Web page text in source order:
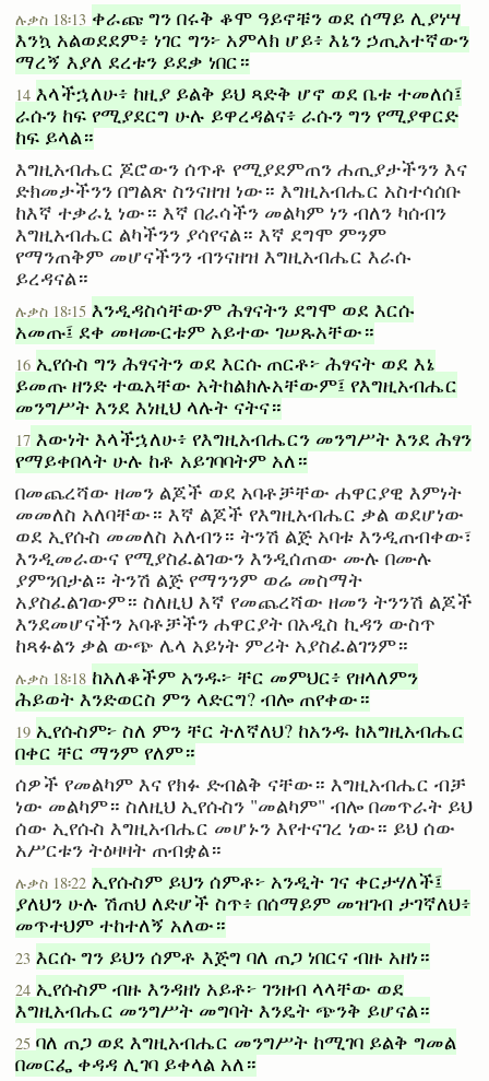
ሉቃስ 18፡13 ቀራጩ ግን በሩቅ ቆሞ ዓይኖቹን ወደ ሰማይ ሊያነሣ
እንኳ አልወደደም፥ ነገር ግን፦ አምላክ ሆይ፥ እኔን ኃጢአተኛውን
ማረኝ እያለ ደረቱን ይደቃ ነበር።
14 እላችኋለሁ፥ ከዚያ ይልቅ ይህ ጻድቅ ሆኖ ወደ ቤቱ ተመለሰ፤
ራሱን ከፍ የሚያደርግ ሁሉ ይዋረዳልና፥ ራሱን ግን የሚያዋርድ
ከፍ ይላል።
እግዚአብሔር ጆሮውን ሰጥቶ የሚያደምጠን ሐጢያታችንን እና
ድክመታችንን በግልጽ ስንናዘዝ ነው። እግዚአብሔር አስተሳሰቡ
ከእኛ ተቃራኒ ነው። እኛ በራሳችን መልካም ነን ብለን ካሰብን
እግዚአብሔር ልካችንን ያሳየናል። እኛ ደግሞ ምንም
የማንጠቅም መሆናችንን ብንናዘዝ እግዚአብሔር እራሱ
ይረዳናል።
ሉቃስ 18፡15 እንዲዳስሳቸውም ሕፃናትን ደግሞ ወደ እርሱ
አመጡ፤ ደቀ መዛሙርቱም አይተው ገሠጹአቸው።
16 ኢየሱስ ግን ሕፃናትን ወደ እርሱ ጠርቶ፦ ሕፃናት ወደ እኔ
ይመጡ ዘንድ ተዉአቸው አትከልክሉአቸውም፤ የእግዚአብሔር
መንግሥት እንደ እነዚህ ላሉት ናትና።
17 እውነት እላችኋለሁ፥ የእግዚአብሔርን መንግሥት እንደ ሕፃን
የማይቀበላት ሁሉ ከቶ አይገባባትም አለ።
በመጨረሻው ዘመን ልጆች ወደ አባቶቻቸው ሐዋርያዊ እምነት
መመለስ አለባቸው። እኛ ልጆች የእግዚአብሔር ቃል ወደሆነው
ወደ ኢየሱስ መመለስ አለብን። ትንሽ ልጅ አባቱ እንዲጠብቀው፣
እንዲመራውና የሚያስፈልገውን እንዲሰጠው ሙሉ በሙሉ
ያምንበታል። ትንሽ ልጅ የማንንም ወሬ መስማት
አያስፈልገውም። ስለዚህ እኛ የመጨረሻው ዘመን ትንንሽ ልጆች
እንደመሆናችን አባቶቻችን ሐዋርያት በአዲስ ኪዳን ውስጥ
ከጻፉልን ቃል ውጭ ሌላ አይነት ምሪት አያስፈልገንም።
ሉቃስ 18፡18 ከአለቆችም አንዱ፦ ቸር መምህር፥ የዘላለምን
ሕይወት እንድወርስ ምን ላድርግ? ብሎ ጠየቀው።
19 ኢየሱስም፦ ስለ ምን ቸር ትለኛለህ? ከአንዱ ከእግዚአብሔር
በቀር ቸር ማንም የለም።
ሰዎች የመልካም እና የክፉ ድብልቅ ናቸው። እግዚአብሔር ብቻ
ነው መልካም። ስለዚህ ኢየሱስን "መልካም" ብሎ በመጥራት ይህ
ሰው ኢየሱስ እግዚአብሔር መሆኑን እየተናገረ ነው። ይህ ሰው
አሥርቱን ትዕዛዛት ጠብቋል።
ሉቃስ 18፡22 ኢየሱስም ይህን ሰምቶ፦ አንዲት ገና ቀርታሃለች፤
ያለህን ሁሉ ሽጠህ ለድሆች ስጥ፥ በሰማይም መዝገብ ታገኛለህ፥
መጥተህም ተከተለኝ አለው።
23 እርሱ ግን ይህን ሰምቶ እጅግ ባለ ጠጋ ነበርና ብዙ አዘነ።
24 ኢየሱስም ብዙ እንዳዘነ አይቶ፦ ገንዘብ ላላቸው ወደ
እግዚአብሔር መንግሥት መግባት እንዴት ጭንቅ ይሆናል።
25 ባለ ጠጋ ወደ እግዚአብሔር መንግሥት ከሚገባ ይልቅ ግመል
በመርፌ ቀዳዳ ሊገባ ይቀላል አለ።